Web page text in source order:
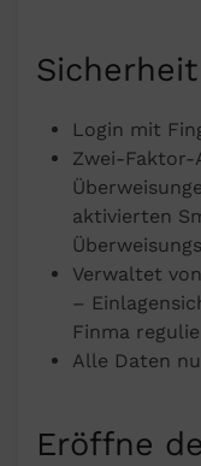
Sicherheit
Login mit
Zwei-
aktivierten
Verwaltet
–
Finma
Alle Daten
Eröffne